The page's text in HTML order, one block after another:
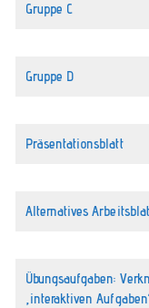
Gruppe C
Gruppe D
Präsentationsblatt
Alternatives
Übungsaufgaben:
„interaktiven